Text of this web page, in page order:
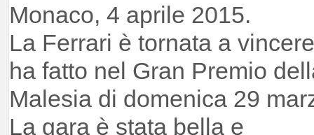
Monaco, 4 aprile 2015.
La Ferrari è tornata a
ha fatto nel Gran Premio
Malesia di domenica 29
La gara è stata bella e